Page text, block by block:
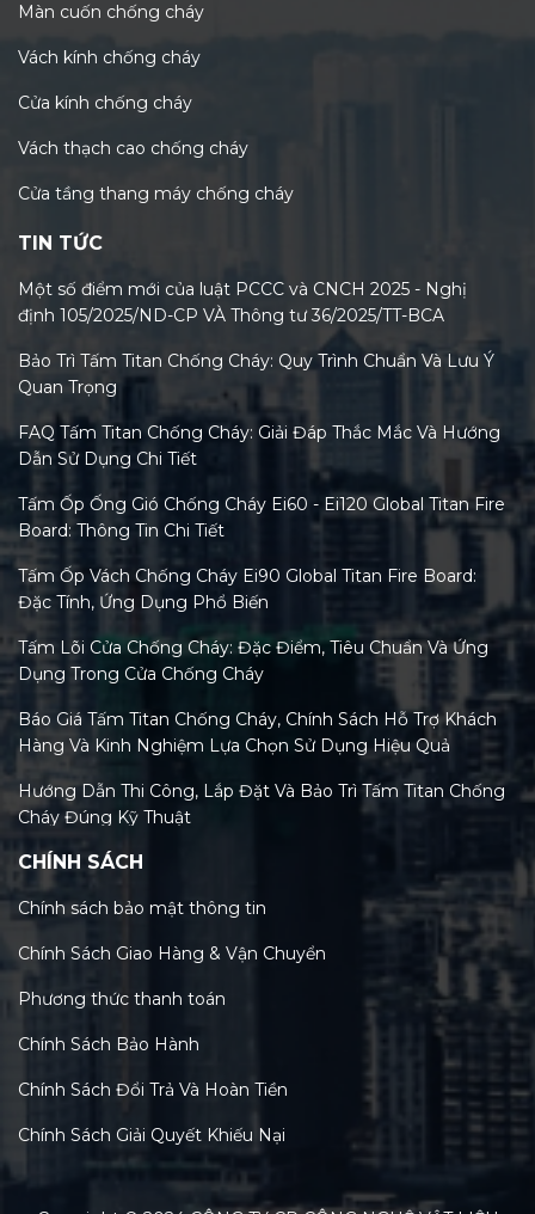
Màn cuốn chống cháy
Vách kính chống cháy
Cửa kính chống cháy
Vách thạch cao chống cháy
Cửa tầng thang máy chống cháy
TIN TỨC
Một số điểm mới của luật PCCC và CNCH 2025 - Nghị
định 105/2025/ND-CP VÀ Thông tư 36/2025/TT-BCA
Bảo Trì Tấm Titan Chống Cháy: Quy Trình Chuẩn Và Lưu Ý
Quan Trọng
FAQ Tấm Titan Chống Cháy: Giải Đáp Thắc Mắc Và Hướng
Dẫn Sử Dụng Chi Tiết
Tấm Ốp Ống Gió Chống Cháy Ei60 - Ei120 Global Titan Fire
Board: Thông Tin Chi Tiết
Tấm Ốp Vách Chống Cháy Ei90 Global Titan Fire Board:
Đặc Tính, Ứng Dụng Phổ Biến
Tấm Lõi Cửa Chống Cháy: Đặc Điểm, Tiêu Chuẩn Và Ứng
Dụng Trong Cửa Chống Cháy
Báo Giá Tấm Titan Chống Cháy, Chính Sách Hỗ Trợ Khách
Hàng Và Kinh Nghiệm Lựa Chọn Sử Dụng Hiệu Quả
Hướng Dẫn Thi Công, Lắp Đặt Và Bảo Trì Tấm Titan Chống
Cháy Đúng Kỹ Thuật
Tiêu Chuẩn Tấm Titan Chống Cháy Và Xu Hướng Kiểm
Định Mới Nhất 2026
Trường Việt Nam Hiện Nay
Tấm Titan Chống Cháy: Tính Năng, Lợi Ích & So Sánh Chi
Tiết Với MGO, Rockwool
Cấu tạo và thành phần chính của tấm titan chống cháy: Bí
Tổng quan về tấm titan chống cháy: Đặc tính, ứng dụng
đa dạng trong xây dựng
CHÍNH SÁCH
Chính sách bảo mật thông tin
Chính Sách Giao Hàng & Vận Chuyển
Phương thức thanh toán
Chính Sách Bảo Hành
Chính Sách Đổi Trả Và Hoàn Tiền
Chính Sách Giải Quyết Khiếu Nại